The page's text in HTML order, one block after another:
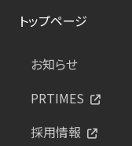
トップページ
お知らせ
PRTIMES
採用情報